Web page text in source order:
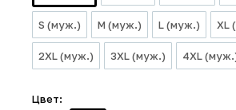
S (муж.) M (муж.) L (муж.) XL
2XL (муж.) 3XL (муж.) 4XL
Цвет: